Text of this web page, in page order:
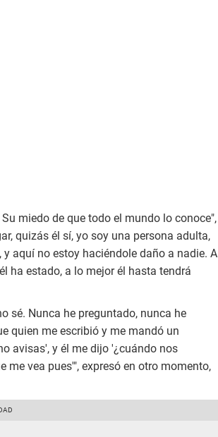
miedo de que todo el mundo lo conoce",
quizás él sí, yo soy una persona adulta,
aquí no estoy haciéndole daño a nadie. A
ha estado, a lo mejor él hasta tendrá
sé. Nunca he preguntado, nunca he
quien me escribió y me mandó un
avisas', y él me dijo '¿cuándo nos
me vea pues'", expresó en otro momento,